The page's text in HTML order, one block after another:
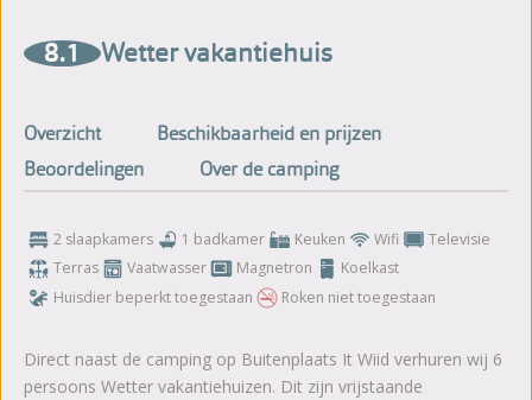
Meer foto's bekijken
8.1 Wetter vakantiehuis
Overzicht
Beschikbaarheid en prijzen
Beoordelingen
Over de camping
2 slaapkamers 1 badkamer Keuken Wifi
Televisie
Terras
Vaatwasser Magnetron
Koelkast
Huisdier beperkt toegestaan
Roken niet toegestaan
Direct naast de camping op Buitenplaats It Wiid verhuren wij 6
persoons Wetter vakantiehuizen. Dit zijn vrijstaande